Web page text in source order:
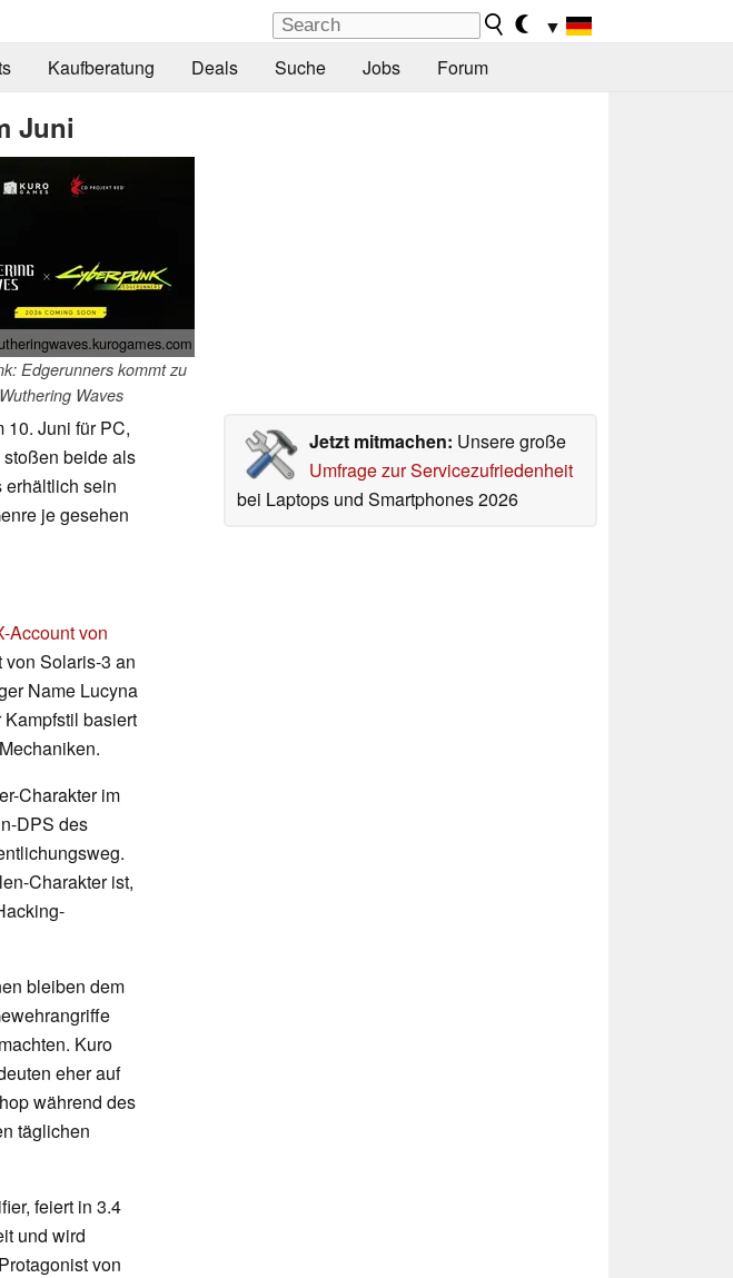
▼
Kaufberatung Deals Suche Jobs Forum
Juni
Edgerunners kommt zu
Wuthering Waves
Jetzt mitmachen: Unsere große
Umfrage zur Servicezufriedenheit
bei Laptops und Smartphones 2026
10. Juni für PC,
stoßen beide als
erhältlich sein
je gesehen
Account von
Solaris-3 an
Name Lucyna
basiert
Charakter im
DPS des
Charakter ist,
bleiben dem
Kuro
eher auf
während des
täglichen
feiert in 3.4
und wird
von